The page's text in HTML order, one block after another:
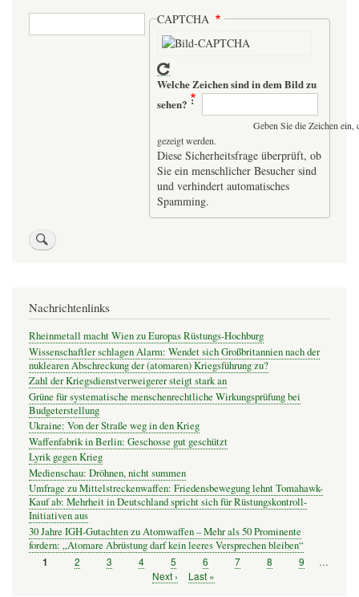
Suche CAPTCHA
Welche Zeichen sind in dem Bild zu
sehen?
Geben Sie die Zeichen
gezeigt werden.
Diese Sicherheitsfrage überprüft, ob
Sie ein menschlicher Besucher sind
und verhindert automatisches
Spamming.
Nachrichtenlinks
Rheinmetall macht Wien zu Europas Rüstungs-Hochburg
Wissenschaftler schlagen Alarm: Wendet sich Großbritannien nach der
nuklearen Abschreckung der (atomaren) Kriegsführung zu?
Zahl der Kriegsdienstverweigerer steigt stark an
Grüne für systematische menschenrechtliche Wirkungsprüfung bei
Budgeterstellung
Ukraine: Von der Straße weg in den Krieg
Waffenfabrik in Berlin: Geschosse gut geschützt
Lyrik gegen Krieg
Medienschau: Dröhnen, nicht summen
Umfrage zu Mittelstreckenwaffen: Friedensbewegung lehnt Tomahawk-
Kauf ab: Mehrheit in Deutschland spricht sich für Rüstungskontroll-
Initiativen aus
30 Jahre IGH-Gutachten zu Atomwaffen – Mehr als 50 Prominente
fordern: „Atomare Abrüstung darf kein leeres Versprechen bleiben“
Seitennummerierung
Seite
1 Seite
2 Seite
3 Seite
4 Seite
5 Seite
6 Seite
7 Seite
8 Seite
9
…
Nächste
Next ›
Letzte
Last »